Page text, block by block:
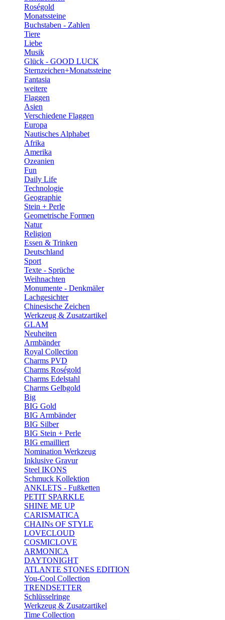
Roségold
Monatssteine
Buchstaben - Zahlen
Tiere
Liebe
Musik
Glück - GOOD LUCK
Sternzeichen+Monatssteine
Fantasia
weitere
Flaggen
Asien
Verschiedene Flaggen
Europa
Nautisches Alphabet
Afrika
Amerika
Ozeanien
Fun
Daily Life
Technologie
Geographie
Stein + Perle
Geometrische Formen
Natur
Religion
Essen & Trinken
Deutschland
Sport
Texte - Sprüche
Weihnachten
Monumente - Denkmäler
Lachgesichter
Chinesische Zeichen
Werkzeug & Zusatzartikel
GLAM
Neuheiten
Armbänder
Royal Collection
Charms PVD
Charms Roségold
Charms Edelstahl
Charms Gelbgold
Big
BIG Gold
BIG Armbänder
BIG Silber
BIG Stein + Perle
BIG emailliert
Nomination Werkzeug
Inklusive Gravur
Steel IKONS
Schmuck Kollektion
ANKLETS - Fußketten
PETIT SPARKLE
SHINE ME UP
CARISMATICA
CHAINs OF STYLE
LOVECLOUD
COSMICLOVE
ARMONICA
DAYTONIGHT
ATLANTE STONES EDITION
You-Cool Collection
TRENDSETTER
Schlüsselringe
Werkzeug & Zusatzartikel
Time Collection